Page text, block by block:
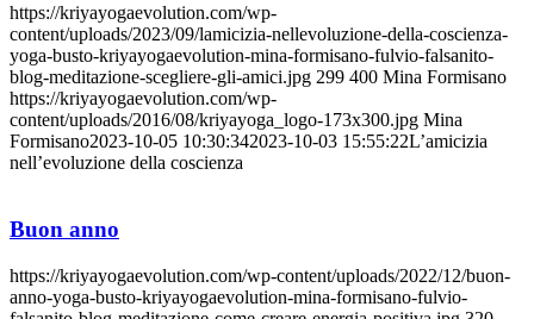
https://kriyayogaevolution.com/wp-
content/uploads/2023/09/lamicizia-nellevoluzione-della-coscienza-
yoga-busto-kriyayogaevolution-mina-formisano-fulvio-falsanito-
blog-meditazione-scegliere-gli-amici.jpg 299 400 Mina Formisano
https://kriyayogaevolution.com/wp-
content/uploads/2016/08/kriyayoga_logo-173x300.jpg Mina
Formisano2023-10-05 10:30:342023-10-03 15:55:22L’amicizia
nell’evoluzione della coscienza
Buon anno
https://kriyayogaevolution.com/wp-content/uploads/2022/12/buon-
anno-yoga-busto-kriyayogaevolution-mina-formisano-fulvio-